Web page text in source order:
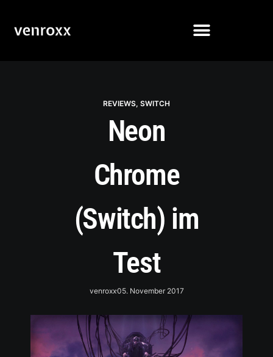
REVIEWS, SWITCH
Neon
Chrome
(Switch) im
Test
venroxx05. November 2017